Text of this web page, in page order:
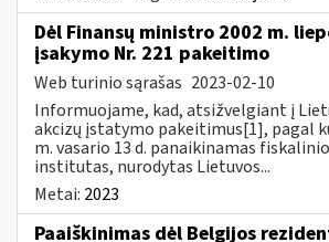
Dėl Finansų ministro 2002 m.
įsakymo Nr. 221 pakeitimo
Web turinio sąrašas 2023-02-10
Informuojame, kad, atsižvelgiant į
akcizų įstatymo pakeitimus[1], pagal
m. vasario 13 d. panaikinamas
institutas, nurodytas Lietuvos...
Metai: 2023
Paaiškinimas dėl Belgijos